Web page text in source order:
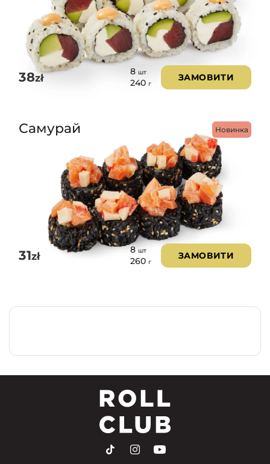
38zł
8 шт
240 г
ЗАМОВИТИ
Новинка
Самурай
31zł
8шт
260 г
ЗАМОВИТИ